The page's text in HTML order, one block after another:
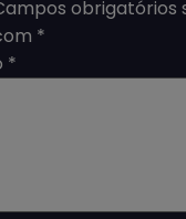
obrigatórios
*
*